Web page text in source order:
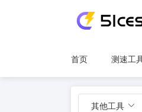
首页 测速工
其他工具